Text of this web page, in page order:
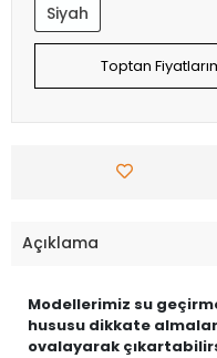
Siyah
Toptan
Açıklama
Modellerimiz su
hususu dikkate
ovalayarak